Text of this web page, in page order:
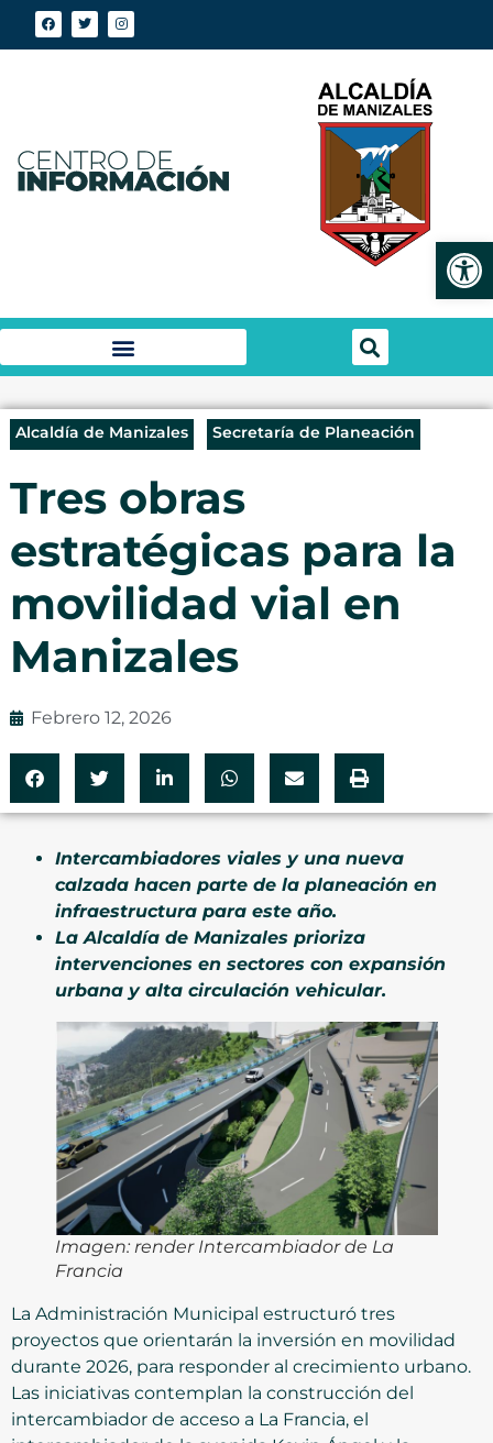
Alcaldía de Manizales Secretaría de Planeación
Tres obras
estratégicas para la
movilidad vial en
Manizales
Febrero 12, 2026
Intercambiadores viales y una nueva
calzada hacen parte de la planeación en
infraestructura para este año.
La Alcaldía de Manizales prioriza
intervenciones en sectores con expansión
urbana y alta circulación vehicular.
Imagen: render Intercambiador de La
Francia
La Administración Municipal estructuró tres
proyectos que orientarán la inversión en movilidad
durante 2026, para responder al crecimiento urbano.
Las iniciativas contemplan la construcción del
intercambiador de acceso a La Francia, el